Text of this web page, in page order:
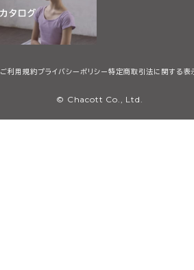
ご利用規約プライバシーポリシー特定商取引法に関する表
© Chacott Co., Ltd.